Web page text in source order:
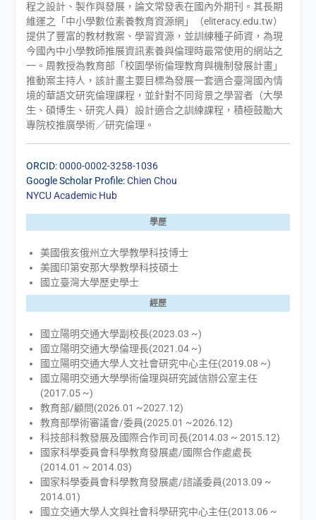
程之設計、製作與發展，論文常發表在國內外期刊。其長期
維運之「中小學數位素養教育資源網」（eliteracy.edu.tw）
提供了豐富的教材教案、學習資源，並訓練種子師資，為現
今國內中小學教師推展資訊素養與倫理時最常使用的網站之
一。周教授為教育部「校園學術倫理教育與機制發展計畫」
推動案主持人，該計畫主要目標為發展一套適合臺灣國內情
境的華語文研究倫理課程，並針對不同背景之學習者（大學
生、碩博生、研究人員）設計適合之訓練課程，積極鼓勵大
專院校推廣學術／研究倫理。
ORCID:0000-0002-3258-1036
Google Scholar Profile:Chien Chou
NYCU Academic Hub
學歷
美國俄亥俄州立大學教學科技博士
美國印第安那大學教學科技碩士
國立臺灣大學歷史學士
經歷
國立陽明交通大學副校長(2023.03 ~)
國立陽明交通大學倫理長(2021.04 ~)
國立陽明交通大學人文社會研究中心主任(2019.08 ~)
國立陽明交通大學學術倫理與研究誠信辦公室主任
(2017.05 ~)
教育部/顧問(2026.01 ~2027.12)
教育部學術審議會/委員(2025.01 ~2026.12)
科技部科教發展及國際合作司司長(2014.03 ~ 2015.12)
國家科學委員會科學教育發展處/國際合作處處長
(2014.01 ~ 2014.03)
國家科學委員會科學教育發展處/諮議委員(2013.09 ~
2014.01)
國立交通大學人文與社會科學研究中心主任(2013.06 ~